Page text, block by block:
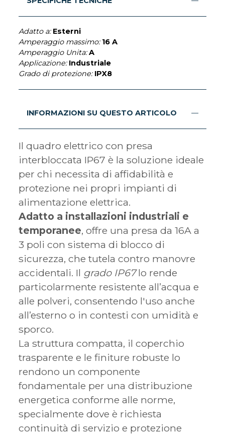
Adatto a: Esterni
Amperaggio massimo: 16 A
Amperaggio Unita: A
Applicazione: Industriale
Grado di protezione: IPX8
INFORMAZIONI SU QUESTO ARTICOLO
Il quadro elettrico con presa
interbloccata IP67 è la soluzione ideale
per chi necessita di affidabilità e
protezione nei propri impianti di
alimentazione elettrica.
Adatto a installazioni industriali e
temporanee, offre una presa da 16A a
3 poli con sistema di blocco di
sicurezza, che tutela contro manovre
accidentali. Il grado IP67lo rende
particolarmente resistente all’acqua e
alle polveri, consentendo l'uso anche
all’esterno o in contesti con umidità e
sporco.
La struttura compatta, il coperchio
trasparente e le finiture robuste lo
rendono un componente
fondamentale per una distribuzione
energetica conforme alle norme,
specialmente dove è richiesta
continuità di servizio e protezione